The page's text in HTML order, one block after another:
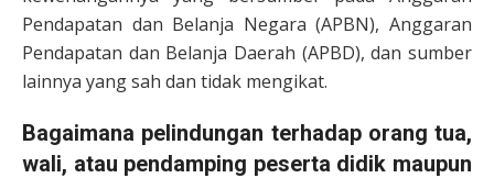
Pendapatan dan Belanja Negara (APBN), Anggaran
Pendapatan dan Belanja Daerah (APBD), dan sumber
lainnya yang sah dan tidak mengikat.
Bagaimana pelindungan terhadap orang tua,
wali, atau pendamping peserta didik maupun